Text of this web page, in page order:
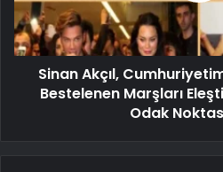
Sinan Akçıl,
Bestelenen Marşları
Odak